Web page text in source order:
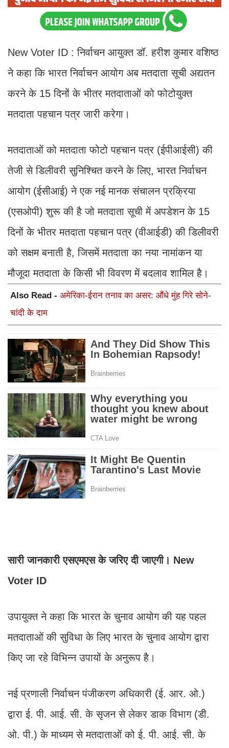
New Voter ID : निर्वाचन आयुक्त डॉ. हरीश कुमार वशिष्ठ
ने कहा कि भारत निर्वाचन आयोग अब मतदाता सूची अद्यतन
करने के 15 दिनों के भीतर मतदाताओं को फोटोयुक्त
मतदाता पहचान पत्र जारी करेगा।
मतदाताओं को मतदाता फोटो पहचान पत्र (ईपीआईसी) की
तेजी से डिलीवरी सुनिश्चित करने के लिए, भारत निर्वाचन
आयोग (ईसीआई) ने एक नई मानक संचालन प्रक्रिया
(एसओपी) शुरू की है जो मतदाता सूची में अपडेशन के 15
दिनों के भीतर मतदाता पहचान पत्र (वीआईडी) की डिलीवरी
को सक्षम बनाती है, जिसमें मतदाता का नया नामांकन या
मौजूदा मतदाता के किसी भी विवरण में बदलाव शामिल है।
Also Read - अमेरिका-ईरान तनाव का असर: औंधे मुंह गिरे सोने-
चांदी के दाम
सारी जानकारी एसएमएस के जरिए दी जाएगी। New
Voter ID
उपायुक्त ने कहा कि भारत के चुनाव आयोग की यह पहल
मतदाताओं की सुविधा के लिए भारत के चुनाव आयोग द्वारा
किए जा रहे विभिन्न उपायों के अनुरूप है।
नई प्रणाली निर्वाचन पंजीकरण अधिकारी (ई. आर. ओ.)
द्वारा ई. पी. आई. सी. के सृजन से लेकर डाक विभाग (डी.
ओ. पी.) के माध्यम से मतदाताओं को ई. पी. आई. सी. के